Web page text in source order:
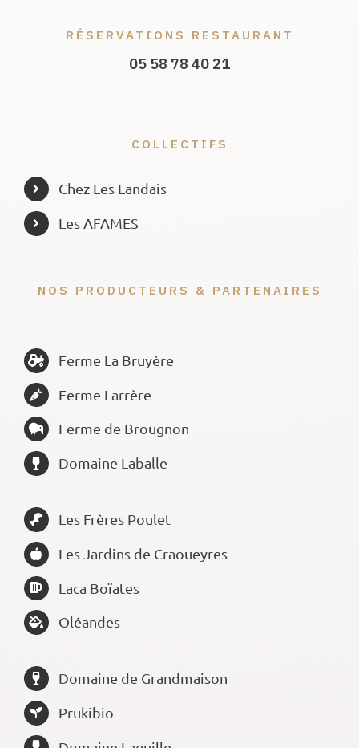
RÉSERVATIONS RESTAURANT
05 58 78 40 21
NOS PRODUCTEURS & PARTENAIRES
Ferme La Bruyère
Ferme Larrère
Ferme de Brougnon
Domaine Laballe
Les Frères Poulet
Les Jardins de Craoueyres
Laca Boïates
Oléandes
Domaine de Grandmaison
Prukibio
COLLECTIFS
Chez Les Landais
Les AFAMES